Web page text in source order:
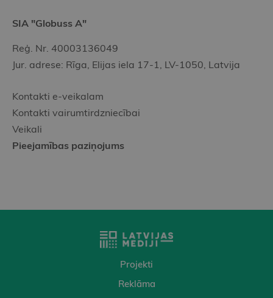
SIA "Globuss A"
Reģ. Nr. 40003136049
Jur. adrese: Rīga, Elijas iela 17-1, LV-1050, Latvija
Kontakti e-veikalam
Kontakti vairumtirdzniecībai
Veikali
Pieejamības paziņojums
Projekti
Reklāma